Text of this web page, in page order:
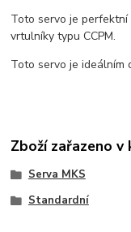
Toto servo je
vrtulníky typu CCPM.
Toto servo je ideálním
Zboží zařazeno v
Serva MKS
Standardní